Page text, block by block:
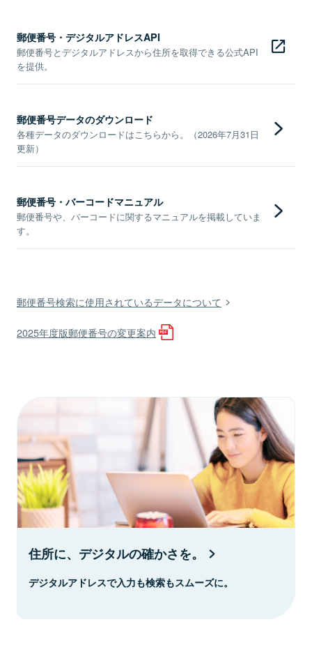
郵便番号・デジタルアドレスAPI
郵便番号とデジタルアドレスから住所を取得できる公式API
を提供。
郵便番号データのダウンロード
各種データのダウンロードはこちらから。（2026年7月31日
更新）
郵便番号・バーコードマニュアル
郵便番号や、バーコードに関するマニュアルを掲載していま
す。
郵便番号検索に使用されているデータについて
2025年度版郵便番号の変更案内
住所に、デジタルの確かさを。
デジタルアドレスで入力も検索もスムーズに。